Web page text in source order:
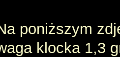
poniższym
klocka 1,3